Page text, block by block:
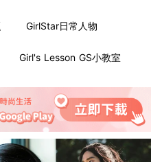
GirlStar日常人物
Girl's Lesson GS小教室